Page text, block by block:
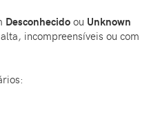
Desconhecido ou Unknown
incompreensíveis ou com